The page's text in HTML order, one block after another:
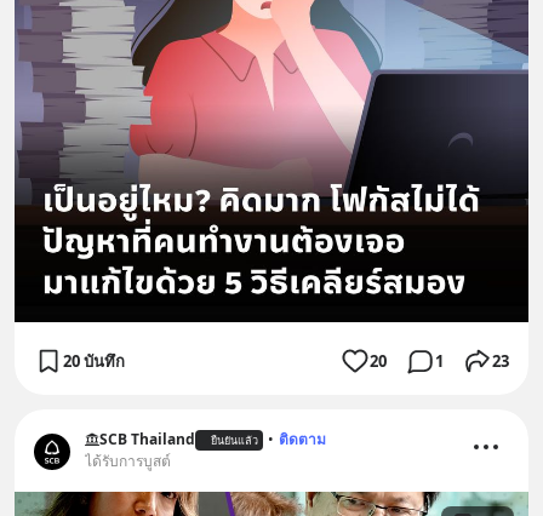
20 บันทึก 20 1 23
SCB Thailand ยืนยันแล้ว • ติดตาม
ได้รับการบูสต์